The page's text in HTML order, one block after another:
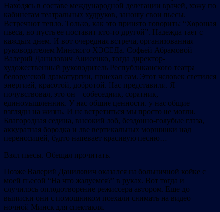
Находясь в составе международной делегации врачей, хожу по
кабинетам театральных худруков, заношу свои пьесы.
Встречают тепло. Только, как это принято говорить: “Хорошая
пьеса, но пусть ее поставит кто-то другой”. Надежда тает с
каждым днем. И вот очередная встреча, организованная
руководителем Минского ХЭСЕДа, Софьей Абрамовой.
Валерий Данилович Анисенко, тогда директор-
художественный руководитель Республиканского театра
белорусской драматургии, приехал сам. Этот человек светился
энергией, красотой, добротой. Нас представили. Я
почувствовал, это он – собеседник, соратник,
единомышленник. У нас общие ценности, у нас общие
взгляды на жизнь. И не встретиться мы просто не могли.
Благородная седина, высокий лоб, бездонно-голубые глаза,
аккуратная бородка и две вертикальных морщинки над
переносицей, будто напевает красивую песню…
Взял пьесы. Обещал прочитать.
Позже Валерий Данилович оказался на больничной койке с
моей пьесой “На что жалуемся?” в руках. Вот тогда и
случилось оплодотворение режиссера автором. Еще до
выписки они с помощником поехали снимать на видео
ночной Минск для спектакля.